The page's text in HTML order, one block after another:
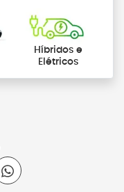
Híbridos e
Elétricos